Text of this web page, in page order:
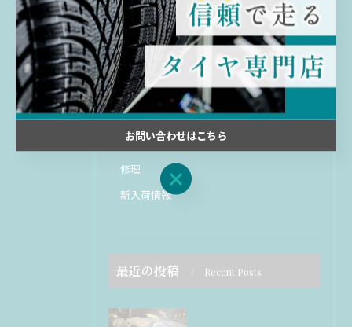
全てのカテゴリー
交換
販売
ホイール
買取
修理
新入荷情報
最近の投稿 Recent Posts
お問い合わせはこちら
お問い合わせはこちら